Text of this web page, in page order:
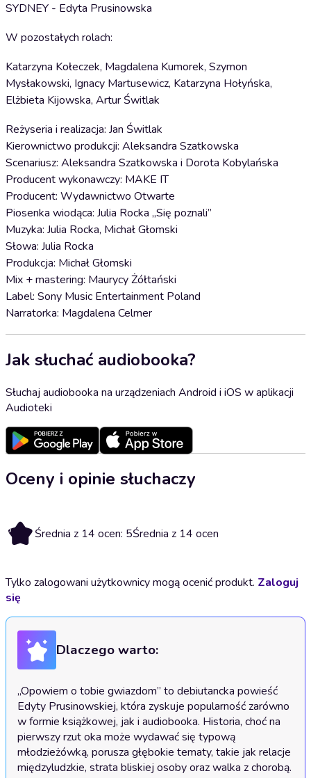
SYDNEY - Edyta Prusinowska
W pozostałych rolach:
Katarzyna Kołeczek, Magdalena Kumorek, Szymon
Mysłakowski, Ignacy Martusewicz, Katarzyna Hołyńska,
Elżbieta Kijowska, Artur Świtlak
Reżyseria i realizacja: Jan Świtlak
Kierownictwo produkcji: Aleksandra Szatkowska
Scenariusz: Aleksandra Szatkowska i Dorota Kobylańska
Producent wykonawczy: MAKE IT
Producent: Wydawnictwo Otwarte
Piosenka wiodąca: Julia Rocka „Się poznali”
Muzyka: Julia Rocka, Michał Głomski
Słowa: Julia Rocka
Produkcja: Michał Głomski
Mix + mastering: Maurycy Żółtański
Label: Sony Music Entertainment Poland
Narratorka: Magdalena Celmer
Jak słuchać audiobooka?
Słuchaj audiobooka na urządzeniach Android i iOS w aplikacji
Audioteki
Oceny i opinie słuchaczy
5 Średnia z 14 ocen: 5Średnia z 14 ocen
Tylko zalogowani użytkownicy mogą ocenić produkt. Zaloguj
się
Dlaczego warto:
„Opowiem o tobie gwiazdom” to debiutancka powieść
Edyty Prusinowskiej, która zyskuje popularność zarówno
w formie książkowej, jak i audiobooka. Historia, choć na
pierwszy rzut oka może wydawać się typową
młodzieżówką, porusza głębokie tematy, takie jak relacje
międzyludzkie, strata bliskiej osoby oraz walka z chorobą.